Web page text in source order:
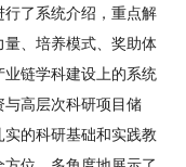
研
究
生
行了系统介绍，重点解
、培养模式、奖助体
链学科建设上的系统
高层次科研项目储
的科研基础和实践教